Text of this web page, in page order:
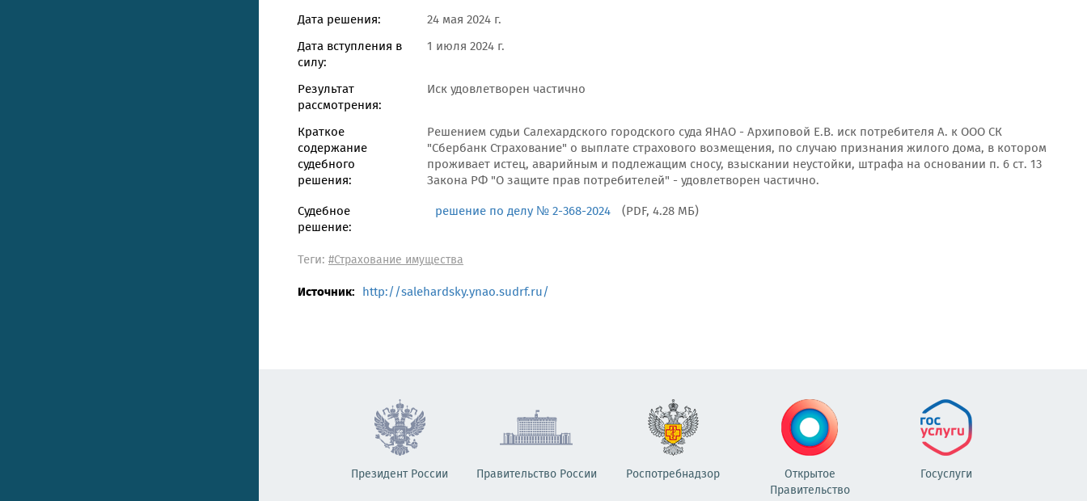
Дата решения:
24 мая 2024 г.
Дата вступления в
силу:
1 июля 2024 г.
Результат
рассмотрения:
Иск удовлетворен частично
Краткое
содержание
судебного
решения:
Решением судьи Салехардского городского суда ЯНАО - Архиповой Е.В. иск потребителя А. к ООО СК
"Сбербанк Страхование" о выплате страхового возмещения, по случаю признания жилого дома, в котором
проживает истец, аварийным и подлежащим сносу, взыскании неустойки, штрафа на основании п. 6 ст. 13
Закона РФ "О защите прав потребителей" - удовлетворен частично.
Судебное
решение:
решение по делу № 2-368-2024 (PDF, 4.28 МБ)
Теги: #Страхование имущества
Источник: http://salehardsky.ynao.sudrf.ru/
Президент России Правительство России Роспотребнадзор
Открытое
Правительство
Госуслуги